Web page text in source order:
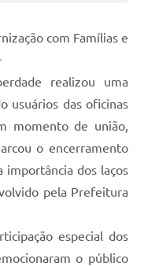
com Famílias e
realizou uma
usuários das oficinas
momento de união,
o encerramento
importância dos laços
pela Prefeitura
especial dos
o público